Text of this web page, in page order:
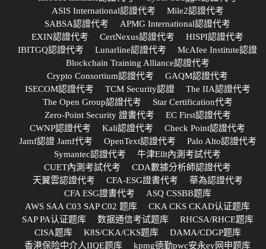
ASIS International認證代考
Mile2認證代考
SABSA認證代考
APMG International認證代考
EXIN認證代考
CertNexus認證代考
HISPI認證代考
IBITGQ認證代考
Lunarline認證代考
McAfee Institute認證
Blockchain Training Alliance認證代考
Crypto Consortium認證代考
GAQM認證代考
ISECOM認證代考
TCM Security認證
The IIA認證代考
The Open Group認證代考
Star Certification代考
Zero-Point Security 證書代考
EC First認證代考
CWNP認證代考
Kali認證代考
Check Point認證代考
Jamf認證 Jamf代考
OpenText認證代考
Palo Alto認證代考
Symantec認證代考
牛津Ellt內測考試代考
CUET內測考試代考
CDA數據分析師認證代考
天翼雲認證代考
CFA-ESG證書代考
華為認證代考
CFA ESG證書代考
ASQ CSSBB题库
AWS SAA C03 SAP C02 题库
CKA CKS CKAD认证题库
SAP PA认证题库
数据通信考试题库
RHCSA/RHCE题库
CISA题库
K8S/CKA/CKS题库
DAMA/CDGP题库
香港保险中介人IIQE题库
kpmg德勤pwc安永ey网申题库